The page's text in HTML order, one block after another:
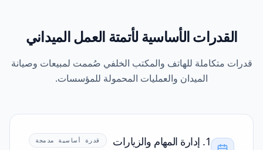
القدرات الأساسية لأتمتة العمل الميداني
قدرات متكاملة للهاتف والمكتب الخلفي صُممت لمبيعات وصيانة
الميدان والعمليات المحمولة للمؤسسات.
1. إدارة المهام والزيارات
قدرة أساسية مدمجة